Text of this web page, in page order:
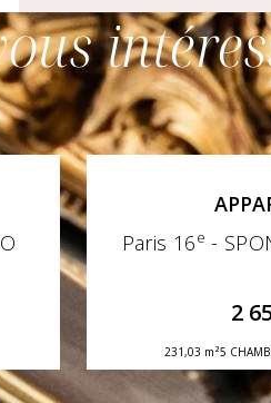
Paris 16e -
2
231,03 m²5